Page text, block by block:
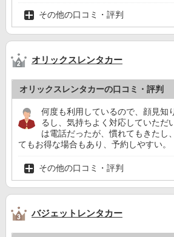
その他の口コミ・評判
オリックスレンタカー
オリックスレンタカーの口コミ・評判
何度も利用しているので、顔見知
るし、気持ちよく対応していただ
は電話だったが、慣れてもきたし
てもお得な場合もあり、予約しやすい。
その他の口コミ・評判
バジェットレンタカー